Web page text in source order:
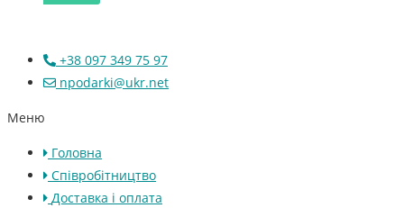
+38 097 349 75 97
npodarki@ukr.net
Меню
Головна
Співробітництво
Доставка і оплата